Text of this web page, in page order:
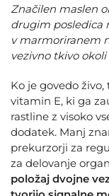
Značilen maslen
drugim posledica
v marmoriranem
vezivno tkivo
Ko je govedo
vitamin E, ki ga
rastline z visoko
dodatek. Manj
prekurzorji za
za delovanje
položaj dvojne